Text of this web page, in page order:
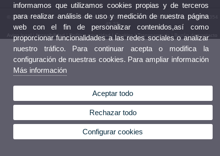
© 2026 UV. - Av. Vicent Andrés Estellés, 19. 46100 Burjasot. España. Teléfono: (+34) 96 354
45 23
Aviso legal|Accesibilidad|Política privacidad| Cookies|Transparencia| Buzón de contacto
informamos que utilizamos cookies propias y de terceros
para realizar análisis de uso y medición de nuestra página
web con el fin de personalizar contenidos,así como
proporcionar funcionalidades a las redes sociales o analizar
nuestro tráfico. Para continuar acepta o modifica la
configuración de nuestras cookies. Para ampliar información
Más información
Aceptar todo
Rechazar todo
Configurar cookies